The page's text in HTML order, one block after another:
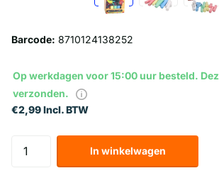
Barcode: 8710124138252
Op werkdagen voor 15:00 uur besteld.
verzonden.
€2,99 Incl. BTW
In winkelwagen